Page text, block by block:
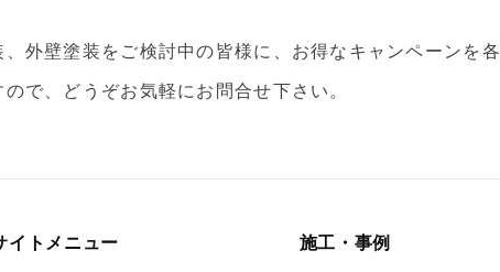
外壁塗装をご検討中の皆様に、お得なキャンペーンを
で、どうぞお気軽にお問合せ下さい。
イトメニュー 施工・事例